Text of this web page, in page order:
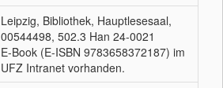
Leipzig, Bibliothek, Hauptlesesaal,
00544498, 502.3 Han 24-0021
E-Book (E-ISBN 9783658372187) im
UFZ Intranet vorhanden.